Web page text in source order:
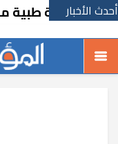
أحدث الأخبار